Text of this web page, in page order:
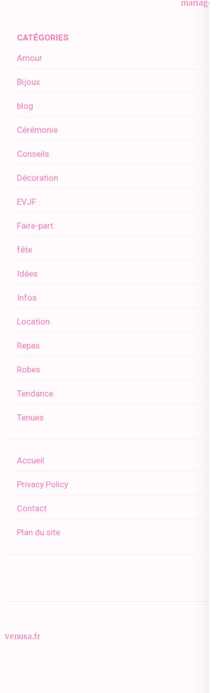
mariage ?
CATÉGORIES
Amour
Bijoux
blog
Cérémonie
Conseils
Décoration
EVJF
Faire-part
fête
Idées
Infos
Location
Repas
Robes
Tendance
Tenues
Accueil
Privacy Policy
Contact
Plan du site
venusa.fr